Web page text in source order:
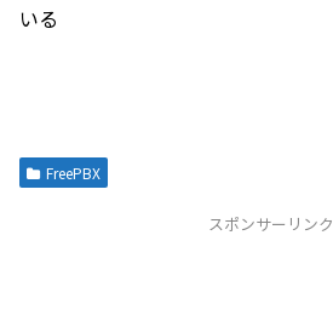
いる
FreePBX
スポンサーリンク